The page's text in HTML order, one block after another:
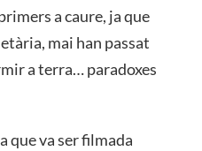
a caure, ja que
mai han passat
a terra… paradoxes
que va ser filmada